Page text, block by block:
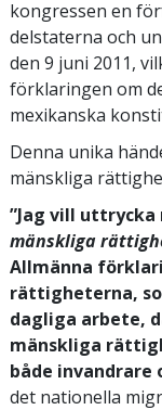
kongressen en
delstaterna och
den 9 juni 2011,
förklaringen om
mexikanska
Denna unika
mänskliga
”Jag vill
mänskliga
Allmänna
rättigheterna,
dagliga arbete,
mänskliga
både invandrare
det nationella